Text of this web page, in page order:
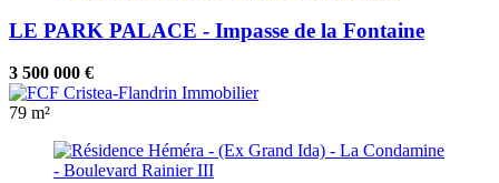
LE PARK PALACE - Impasse de la Fontaine
3 500 000 €
79 m²